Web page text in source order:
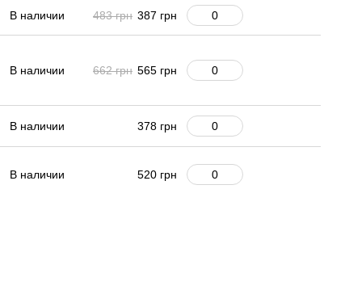
В наличии 483 грн 387 грн
В наличии 662 грн 565 грн
В наличии 378 грн
В наличии 520 грн